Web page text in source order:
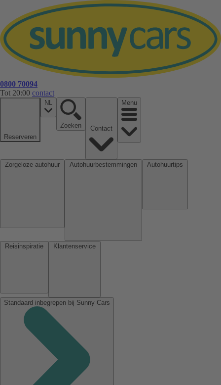
0800 70094
Tot 20:00 contact
Reserveren
NL
Zoeken
Menu
Standaard inbegrepen bij Sunny Cars